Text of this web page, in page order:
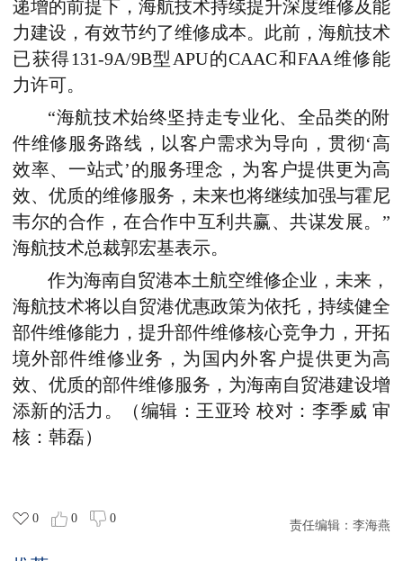
递增的前提下，海航技术持续提升深度维修及能
力建设，有效节约了维修成本。此前，海航技术
已获得131-9A/9B型APU的CAAC和FAA维修能
力许可。
“海航技术始终坚持走专业化、全品类的附
件维修服务路线，以客户需求为导向，贯彻‘高
效率、一站式’的服务理念，为客户提供更为高
效、优质的维修服务，未来也将继续加强与霍尼
韦尔的合作，在合作中互利共赢、共谋发展。”
海航技术总裁郭宏基表示。
作为海南自贸港本土航空维修企业，未来，
海航技术将以自贸港优惠政策为依托，持续健全
部件维修能力，提升部件维修核心竞争力，开拓
境外部件维修业务，为国内外客户提供更为高
效、优质的部件维修服务，为海南自贸港建设增
添新的活力。
（编辑：王亚玲 校对：李季威 审
核：韩磊）
0 0 0
责任编辑： 李海燕